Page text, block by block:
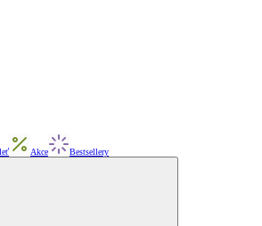
Akce Bestsellery